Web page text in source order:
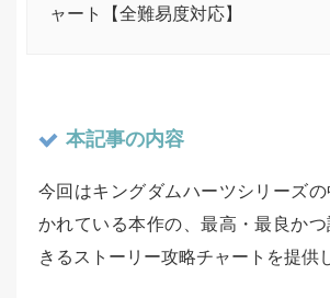
ャート【全難易度対応】
本記事の内容
今回はキングダムハーツシリーズ
かれている本作の、最高・最良か
きるストーリー攻略チャートを提供